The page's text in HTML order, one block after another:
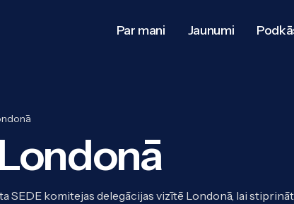
Par mani Jaunumi
SEDE komitejas delegācijas vizītē Londonā, lai